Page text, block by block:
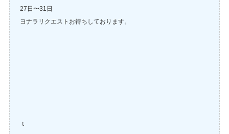
27日〜31日
ヨナラリクエストお待ちしております。
ｔ